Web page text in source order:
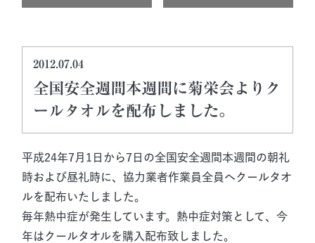
2012.07.04
全国安全週間本週間に菊栄会よりク
ールタオルを配布しました。
平成24年7月1日から7日の全国安全週間本週間の朝礼
時および昼礼時に、協力業者作業員全員へクールタオ
ルを配布いたしました。
毎年熱中症が発生しています。熱中症対策として、今
年はクールタオルを購入配布致しました。